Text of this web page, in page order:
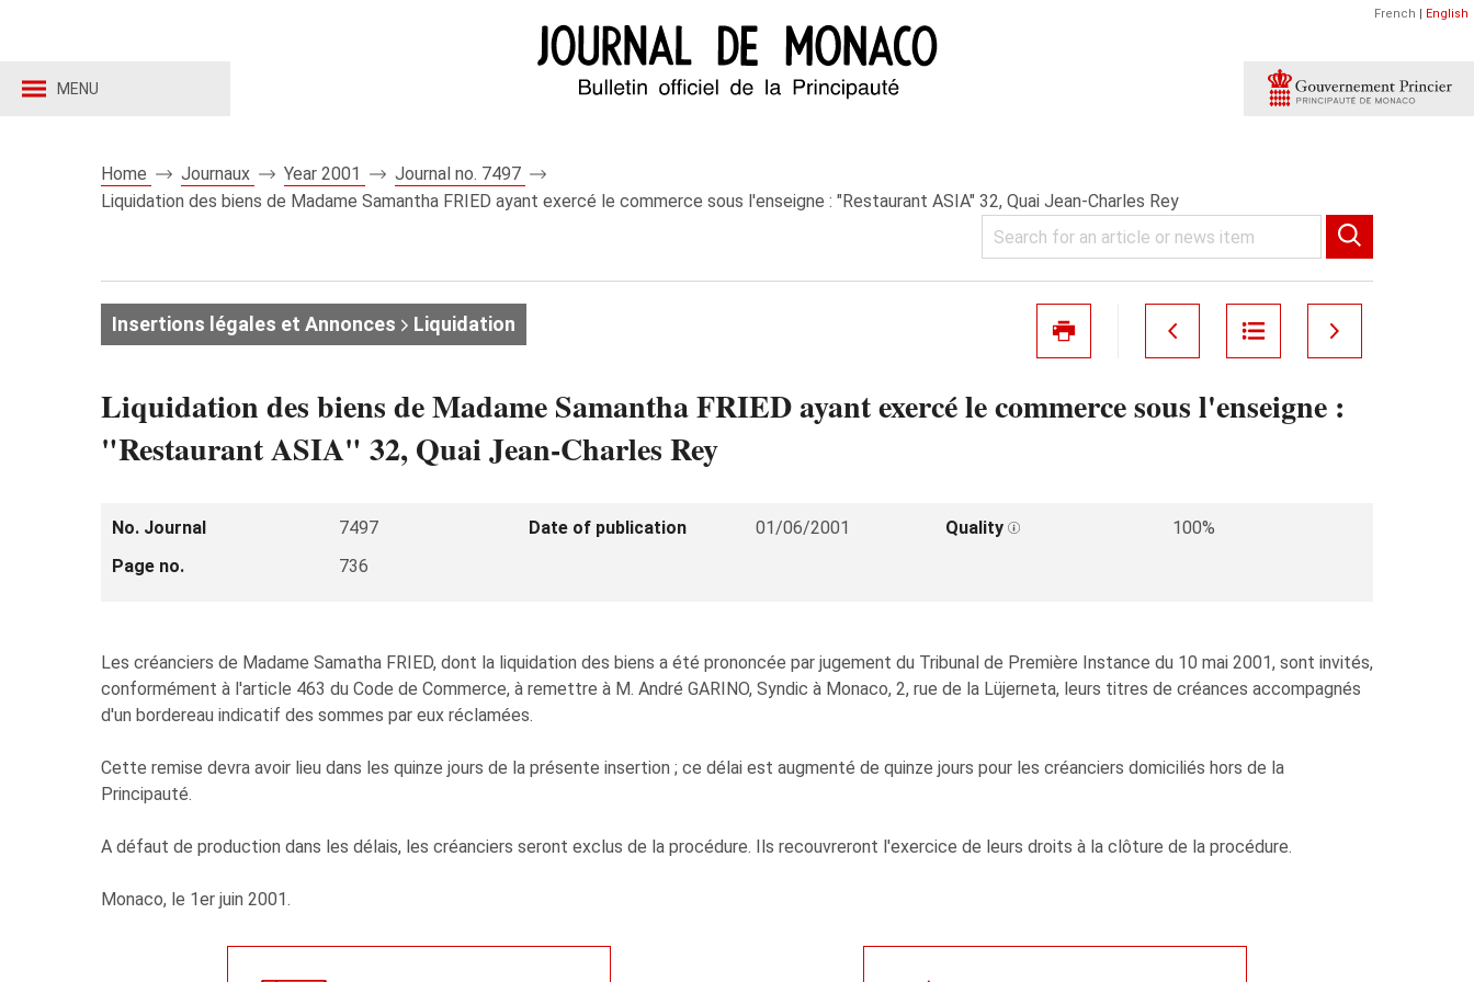
MENU
French | English
Home Journaux Year 2001
Journal no. 7497
Liquidation des biens de Madame Samantha FRIED ayant exercé le commerce sous l'enseigne : "Restaurant ASIA" 32, Quai Jean-Charles Rey
Insertions légales et Annonces Liquidation
Liquidation des biens de Madame Samantha FRIED ayant exercé le commerce sous l'enseigne :
"Restaurant ASIA" 32, Quai Jean-Charles Rey
No. Journal 7497 Date of publication 01/06/2001 Quality
100%
Page no.
736
Les créanciers de Madame Samatha FRIED, dont la liquidation des biens a été prononcée par jugement du Tribunal de Première Instance du 10 mai 2001, sont invités,
conformément à l'article 463 du Code de Commerce, à remettre à M. André GARINO, Syndic à Monaco, 2, rue de la Lüjerneta, leurs titres de créances accompagnés
d'un bordereau indicatif des sommes par eux réclamées.
Cette remise devra avoir lieu dans les quinze jours de la présente insertion ; ce délai est augmenté de quinze jours pour les créanciers domiciliés hors de la
Principauté.
A défaut de production dans les délais, les créanciers seront exclus de la procédure. Ils recouvreront l'exercice de leurs droits à la clôture de la procédure.
Monaco, le 1er juin 2001.